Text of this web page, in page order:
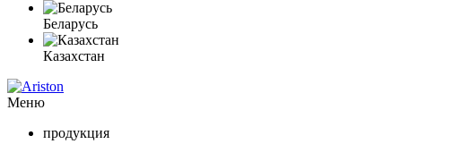
Беларусь
Казахстан
Меню
продукция